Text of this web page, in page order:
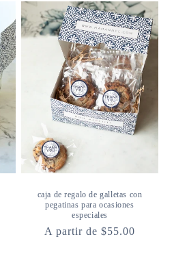
caja de regalo de galletas con
pegatinas para ocasiones
especiales
Precio
A partir de $55.00